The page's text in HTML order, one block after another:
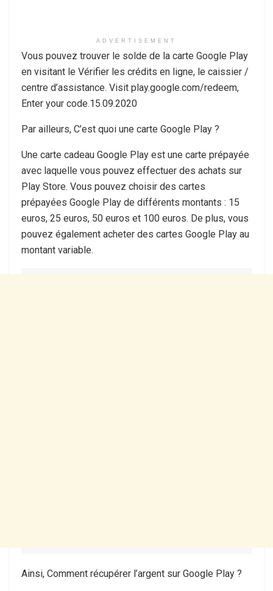
ADVERTISEMENT
Vous pouvez trouver le solde de la carte Google Play
en visitant le Vérifier les crédits en ligne, le caissier /
centre d’assistance. Visit play.google.com/redeem,
Enter your code.15.09.2020
Par ailleurs, C’est quoi une carte Google Play ?
Une carte cadeau Google Play est une carte prépayée
avec laquelle vous pouvez effectuer des achats sur
Play Store. Vous pouvez choisir des cartes
prépayées Google Play de différents montants : 15
euros, 25 euros, 50 euros et 100 euros. De plus, vous
pouvez également acheter des cartes Google Play au
montant variable.
Ainsi, Comment récupérer l’argent sur Google Play ?